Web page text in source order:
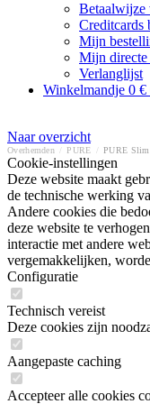
Betaalwijze
Creditcards
Mijn
Mijn
Verlanglijst
Winkelmandje 0 €
Naar overzicht
Overhemden PURE PURE Slim
Cookie-instellingen
Deze website maakt
de technische werking
Andere cookies die
deze website te
interactie met andere
vergemakkelijken,
Configuratie
Technisch vereist
Deze cookies zijn
Aangepaste caching
Accepteer alle cookies